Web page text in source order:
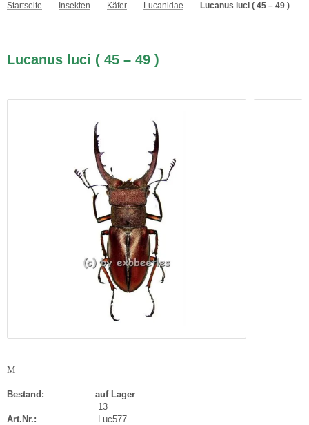
Startseite Insekten Käfer Lucanidae Lucanus luci ( 45 – 49 )
Lucanus luci ( 45 – 49 )
M
Bestand:
auf Lager
13
Art.Nr.:
Luc577